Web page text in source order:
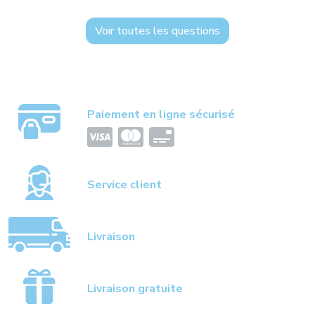
Voir toutes les questions
Paiement en ligne sécurisé
Service client
Livraison
Livraison gratuite